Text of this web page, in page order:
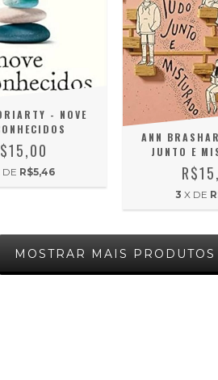
- NOVE
DE R$5,46
ANN
JUNTO E
3 X DE
MOSTRAR MAIS PRODUTOS